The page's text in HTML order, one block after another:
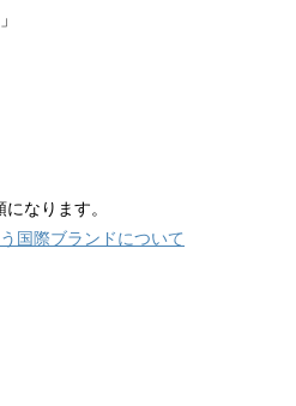
」
なります。
国際ブランドについて